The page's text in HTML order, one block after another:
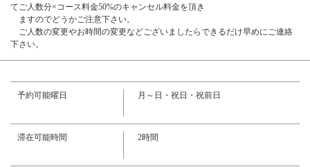
てご人数分×コース料金50%のキャンセル料金を頂き
ますのでどうかご注意下さい。
ご人数の変更やお時間の変更などございましたらできるだけ早めにご連絡
下さい。
予約可能曜日 月～日・祝日・祝前日
滞在可能時間 2時間
https://bellavita-kashiwa.owst.jp/courses/164213540
閉じる